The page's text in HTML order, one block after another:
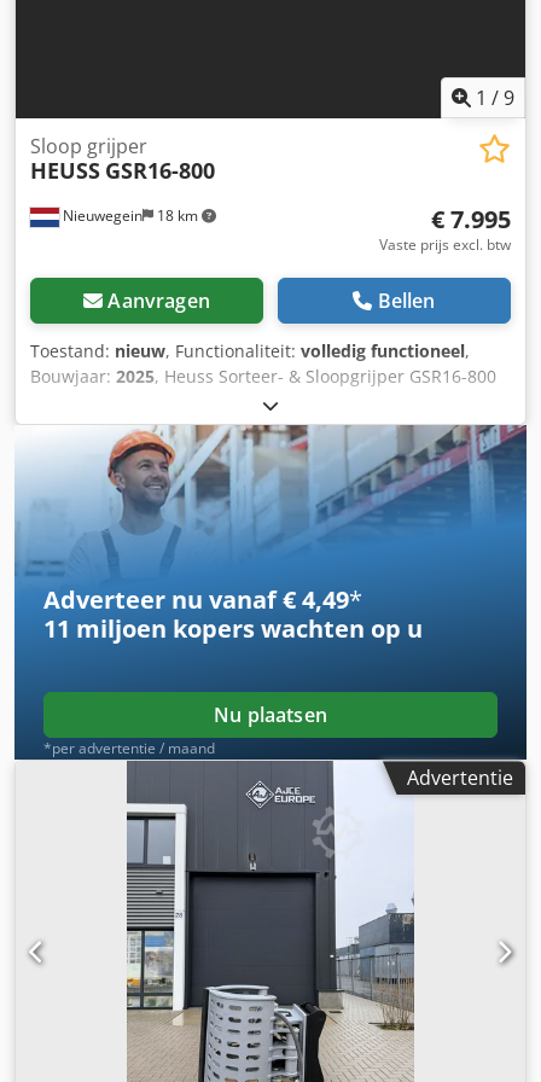
1 /9
Nieuwegein 18 km
Sloop grijper
HEUSS GSR16-800
€ 7.995
Vaste prijs excl. btw
Aanvragen Bellen
Toestand: nieuw, Functionaliteit: volledig functioneel,
Bouwjaar: 2025, Heuss Sorteer- & Sloopgrijper GSR16-800
Geschikt voor graafmachines tot 16 ton Inclusief
aanbouwdeel naar keuze (CW30, MS10, S-link etc.)
Geïntegreerde zwenkring met 2 hydromotoren rotator
Dodpfx Aow Hf Ugjgnsck Hardox 400 grijperbakken, Weldox
700 frame Geharde bouten st42 Cr/Mdn 4 Klemkracht max
350 bar oliepressie Rotatie max 190 bar oliepressie
Gewicht: 860 kg Opening: 1800 mm Breedte: 800 mm
Adverteer nu vanaf € 4,49*
11 miljoen koperswachten op u
Nu plaatsen
*per advertentie / maand
Advertentie